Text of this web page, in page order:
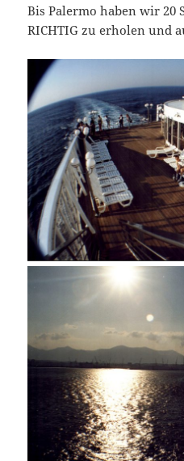
Bis Palermo haben wir 20
RICHTIG zu erholen und